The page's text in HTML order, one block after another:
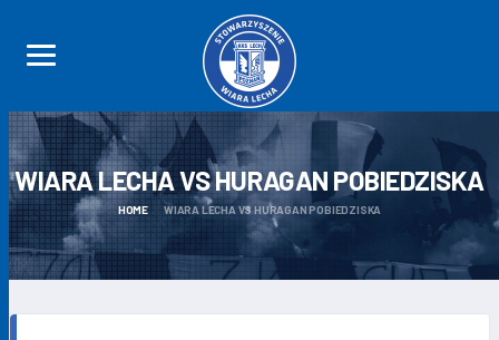
WIARA LECHA VS HURAGAN POBIEDZISKA
HOME WIARA LECHA VS HURAGAN POBIEDZISKA